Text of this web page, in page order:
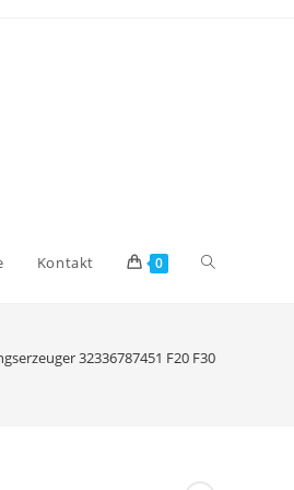
Kontakt 0 Website-
32336787451 F20 F30